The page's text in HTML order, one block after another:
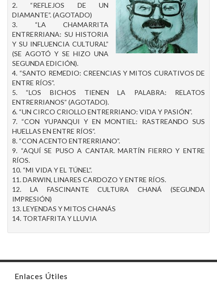
2. “REFLEJOS DE UN
DIAMANTE”. (AGOTADO)
3. “LA CHAMARRITA
ENTRERRIANA: SU HISTORIA
Y SU INFLUENCIA CULTURAL”
(SE AGOTÓ Y SE HIZO UNA
SEGUNDA EDICIÓN).
4. “SANTO REMEDIO: CREENCIAS Y MITOS CURATIVOS DE
ENTRE RÍOS”.
5. “LOS BICHOS TIENEN LA PALABRA: RELATOS
ENTRERRIANOS” (AGOTADO).
6. “UN CIRCO CRIOLLO ENTRERRIANO: VIDA Y PASIÓN”.
7. “CON YUPANQUI Y EN MONTIEL: RASTREANDO SUS
HUELLAS EN ENTRE RÍOS”.
8. “CON ACENTO ENTRERRIANO”.
9. “AQUÍ SE PUSO A CANTAR. MARTÍN FIERRO Y ENTRE
RÍOS.
10. “MI VIDA Y EL TÚNEL”.
11. DARWIN, LINARES CARDOZO Y ENTRE RÍOS.
12. LA FASCINANTE CULTURA CHANÁ (SEGUNDA
IMPRESIÓN)
13. LEYENDAS Y MITOS CHANÁS
14. TORTAFRITA Y LLUVIA
Enlaces Útiles